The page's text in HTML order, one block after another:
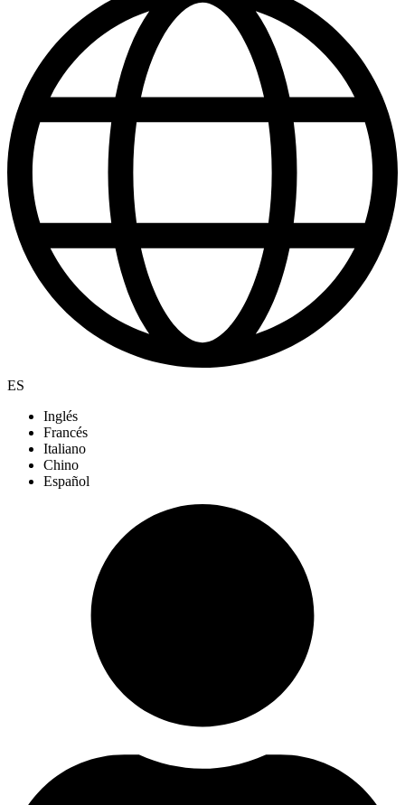
ES
Inglés
Francés
Italiano
Chino
Español